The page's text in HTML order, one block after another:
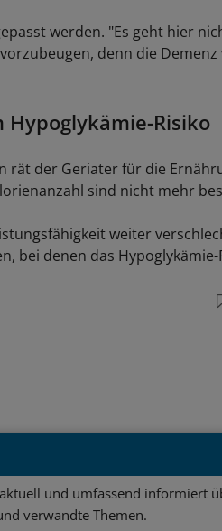
werden. "Es geht hier
denn die
Risiko
rät der Geriater für die
sind nicht mehr
weiter
bei denen das Hypoglykämie-
und umfassend informiert
verwandte Themen.